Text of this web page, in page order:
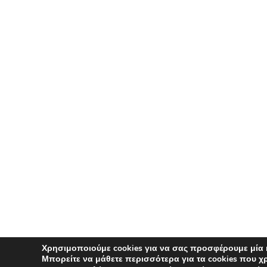
Χρησιμοποιούμε cookies για να σας προσφέρουμε
Μπορείτε να μάθετε περισσότερα για τα cookies που